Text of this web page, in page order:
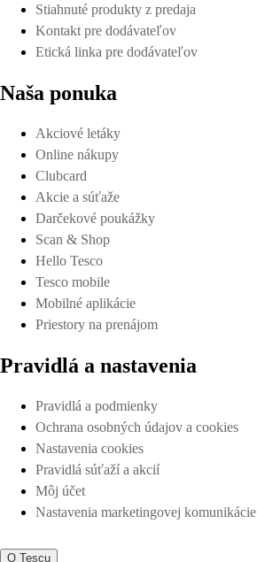
Stiahnuté produkty z predaja
Kontakt pre dodávateľov
Etická linka pre dodávateľov
Naša ponuka
Akciové letáky
Online nákupy
Clubcard
Akcie a súťaže
Darčekové poukážky
Scan & Shop
Hello Tesco
Tesco mobile
Mobilné aplikácie
Priestory na prenájom
Pravidlá a nastavenia
Pravidlá a podmienky
Ochrana osobných údajov a cookies
Nastavenia cookies
Pravidlá súťaží a akcií
Môj účet
Nastavenia marketingovej komunikácie
O Tescu